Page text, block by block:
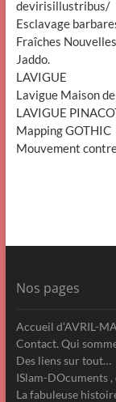
devirisillustribus/
Esclavage
Fraîches Nouvelles
Jaddo.
LAVIGUE
Lavigue Maison
LAVIGUE
Mapping GOTHIC
Mouvement
Nos pages
Accueil d’AVRIL-
Contact. Qui
Des liens sur tout…
ISlam-DOcuments
La fabuleuse